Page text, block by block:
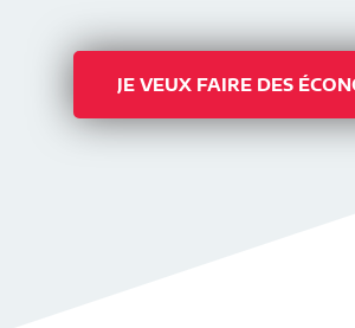
JE VEUX FAIRE DES